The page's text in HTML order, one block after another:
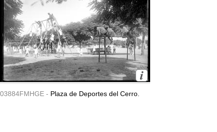
03884FMHGE - Plaza de Deportes del Cerro.